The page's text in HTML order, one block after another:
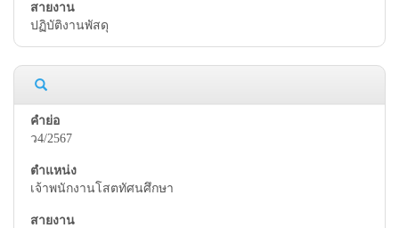
ปฏิบัติงานพัสดุ
ว4/2567
เจ้าพนักงานโสตทัศนศึกษา